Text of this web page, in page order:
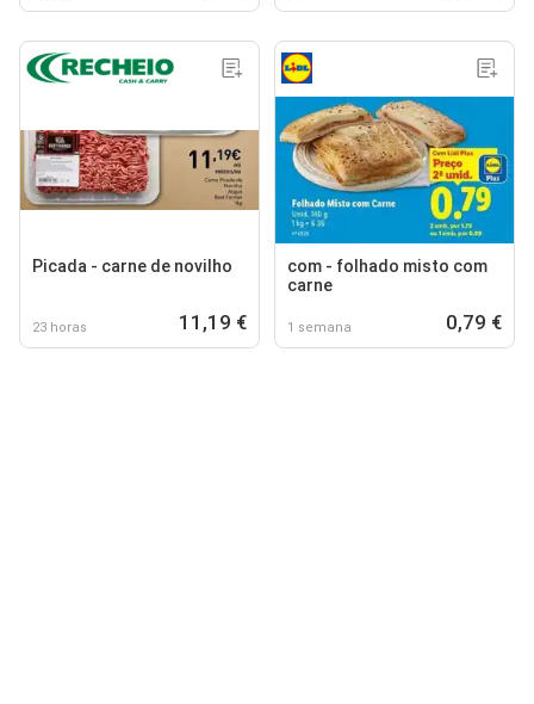
Picada - carne de novilho
23 horas 11,19 €
com - folhado misto com
carne
1 semana 0,79 €